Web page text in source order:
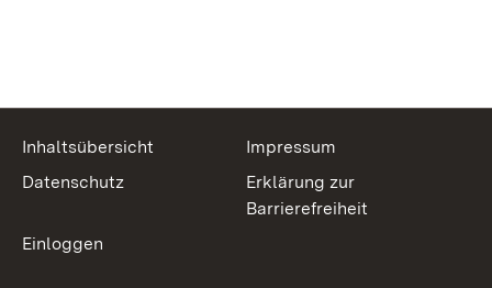
Inhaltsübersicht
Impressum
Datenschutz
Erklärung zur
Barrierefreiheit
Einloggen